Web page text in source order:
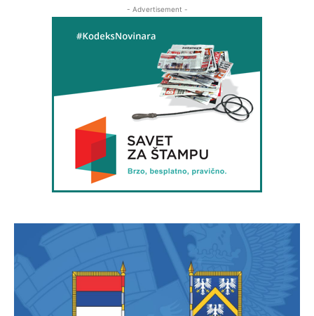
- Advertisement -